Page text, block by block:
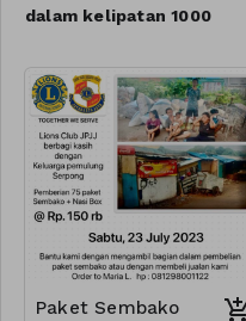
dalam kelipatan 1000
Paket Sembako